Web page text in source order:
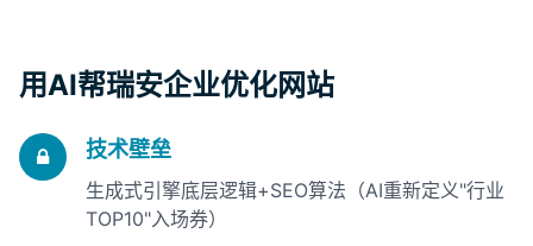
用AI帮瑞安企业优化网站
技术壁垒
生成式引擎底层逻辑+SEO算法（AI重新定义"行业
TOP10"入场券）